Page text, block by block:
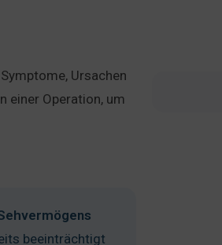
Ursachen
einer Operation, um
beeinträchtigt